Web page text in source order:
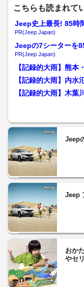
こちらも読まれて
Jeep史上最長! 85時
PR(Jeep Japan)
Jeepの7シーターを
PR(Jeep Japan)
【記録的大雨】熊
発生 リフォームし
【記録的大雨】内
した熊本・玉名市を
【記録的大雨】木
Jeep
Jeep
おか
やセ